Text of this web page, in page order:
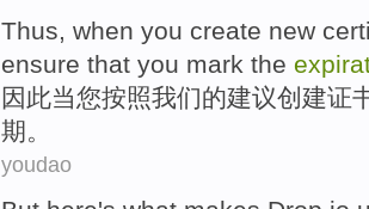
Thus, when you create new
ensure that you mark the
因此当您按照我们的建议创建证
期。
youdao